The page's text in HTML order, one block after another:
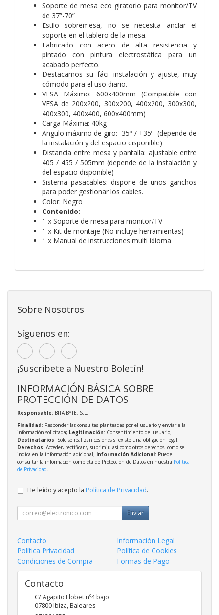
Soporte de mesa eco giratorio para monitor/TV
de 37”-70”
Estilo sobremesa, no se necesita anclar el
soporte en el tablero de la mesa.
Fabricado con acero de alta resistencia y
pintado con pintura electrostática para un
acabado perfecto.
Destacamos su fácil instalación y ajuste, muy
cómodo para el uso diario.
VESA Máximo: 600x400mm (Compatible con
VESA de 200x200, 300x200, 400x200, 300x300,
400x300, 400x400, 600x400mm)
Carga Máxima: 40kg
Angulo máximo de giro: -35º / +35º (depende de
la instalación y del espacio disponible)
Distancia entre mesa y pantalla: ajustable entre
405 / 455 / 505mm (depende de la instalación y
del espacio disponible)
Sistema pasacables: dispone de unos ganchos
para poder gestionar los cables.
Color: Negro
Contenido:
1 x Soporte de mesa para monitor/TV
1 x Kit de montaje (No incluye herramientas)
1 x Manual de instrucciones multi idioma
Sobre Nosotros
Síguenos en:
¡Suscríbete a Nuestro Boletín!
INFORMACIÓN BÁSICA SOBRE
PROTECCIÓN DE DATOS
Responsable: BITA BYTE, S.L.
Finalidad: Responder las consultas planteadas por el usuario y enviarle la
información solicitada; Legitimación: Consentimiento del usuario;
Destinatarios: Solo se realizan cesiones si existe una obligación legal;
Derechos: Acceder, rectificar y suprimir, así como otros derechos, como se
indica en la información adicional; Información Adicional: Puede
consultar la información completa de Protección de Datos en nuestra Política
de Privacidad
He leído y acepto la Política de Privacidad.
Enviar
Contacto
Información Legal
Política Privacidad
Política de Cookies
Condiciones de Compra
Formas de Pago
Contacto
C/ Agapito Llobet nº4 bajo
07800Ibiza,Baleares